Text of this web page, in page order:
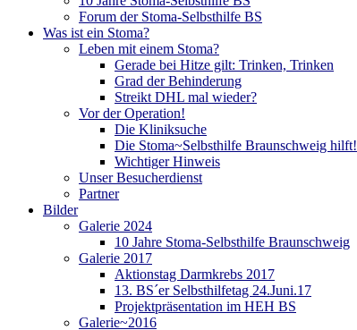
Forum der Stoma-Selbsthilfe BS
Was ist ein Stoma?
Leben mit einem Stoma?
Gerade bei Hitze gilt: Trinken, Trinken
Grad der Behinderung
Streikt DHL mal wieder?
Vor der Operation!
Die Kliniksuche
Die Stoma~Selbsthilfe Braunschweig hilft!
Wichtiger Hinweis
Unser Besucherdienst
Partner
Bilder
Galerie 2024
10 Jahre Stoma-Selbsthilfe Braunschweig
Galerie 2017
Aktionstag Darmkrebs 2017
13. BS´er Selbsthilfetag 24.Juni.17
Projektpräsentation im HEH BS
Galerie~2016